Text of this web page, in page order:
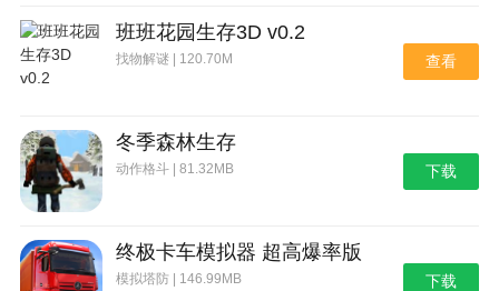
班班花园生存3D v0.2
找物解谜 | 120.70M 查看
冬季森林生存
动作格斗 | 81.32MB 下载
终极卡车模拟器 超高爆率版
模拟塔防 | 146.99MB 下载